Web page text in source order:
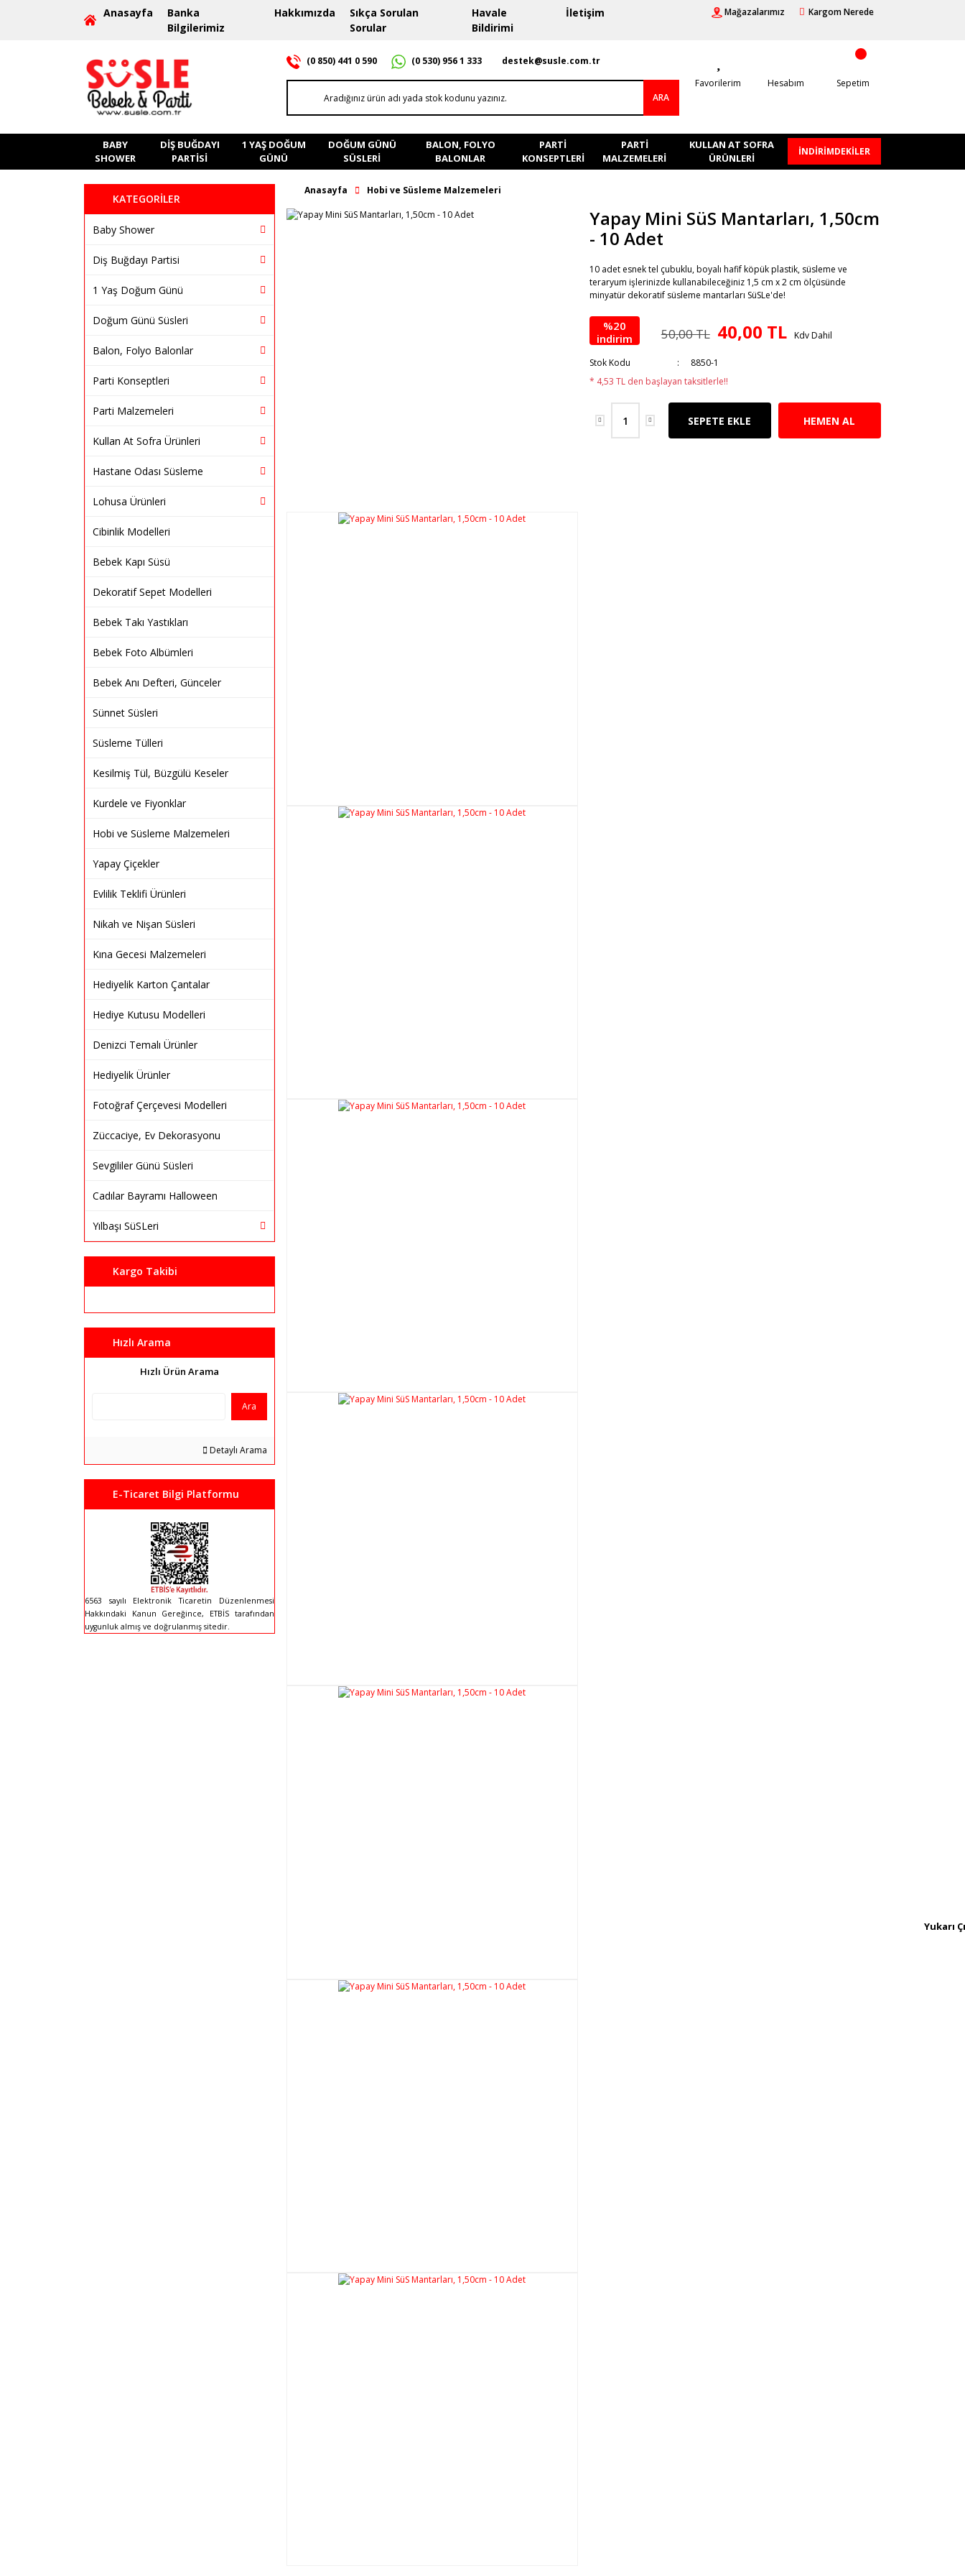
Anasayfa
Banka
Bilgilerimiz
Hakkımızda
Sıkça Sorulan
Sorular
Havale
Bildirimi
İletişim Mağazalarımız Kargom Nerede
(0 850) 441 0 590 (0 530) 956 1 333 destek@susle.com.tr
ARA
Favorilerim Hesabım Sepetim
BABY
SHOWER
DIŞ BUĞDAYI
PARTISI
1 YAŞ DOĞUM
GÜNÜ
DOĞUM GÜNÜ
SÜSLERI
BALON, FOLYO
BALONLAR
PARTI
KONSEPTLERI
PARTI
MALZEMELERI
KULLAN AT SOFRA
ÜRÜNLERI
İNDİRİMDEKİLER
KATEGORİLER
Baby Shower
Diş Buğdayı Partisi
1 Yaş Doğum Günü
Doğum Günü Süsleri
Balon, Folyo Balonlar
Parti Konseptleri
Parti Malzemeleri
Kullan At Sofra Ürünleri
Hastane Odası Süsleme
Lohusa Ürünleri
Cibinlik Modelleri
Bebek Kapı Süsü
Dekoratif Sepet Modelleri
Bebek Takı Yastıkları
Bebek Foto Albümleri
Bebek Anı Defteri, Günceler
Sünnet Süsleri
Süsleme Tülleri
Kesilmiş Tül, Büzgülü Keseler
Kurdele ve Fiyonklar
Hobi ve Süsleme Malzemeleri
Yapay Çiçekler
Evlilik Teklifi Ürünleri
Nikah ve Nişan Süsleri
Kına Gecesi Malzemeleri
Hediyelik Karton Çantalar
Hediye Kutusu Modelleri
Denizci Temalı Ürünler
Hediyelik Ürünler
Fotoğraf Çerçevesi Modelleri
Züccaciye, Ev Dekorasyonu
Sevgililer Günü Süsleri
Cadılar Bayramı Halloween
Yılbaşı SüSLeri
Kargo Takibi
Hızlı Arama
Hızlı Ürün Arama
Ara
Detaylı Arama
E-Ticaret Bilgi Platformu
6563 sayılı Elektronik Ticaretin Düzenlenmesi
Hakkındaki Kanun Gereğince, ETBİS tarafından
uygunluk almış ve doğrulanmış sitedir.
Anasayfa Hobi ve Süsleme Malzemeleri
Yapay Mini SüS Mantarları, 1,50cm
- 10 Adet
10 adet esnek tel çubuklu, boyalı hafif köpük plastik, süsleme ve
teraryum işlerinizde kullanabileceğiniz 1,5 cm x 2 cm ölçüsünde
minyatür dekoratif süsleme mantarları SüSLe'de!
%20
indirim
50,00 TL 40,00 TL Kdv Dahil
Stok Kodu
8850-1
* 4,53 TL den başlayan taksitlerle!!
SEPETE EKLE HEMEN AL
Yukarı